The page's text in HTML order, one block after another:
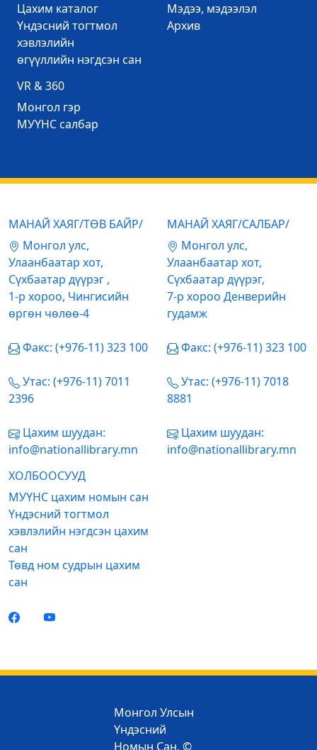
Цахим каталог
Үндэсний тогтмол
хэвлэлийн
өгүүллийн нэгдсэн сан
Mэдээ, мэдээлэл
Архив
VR & 360
Mонгол гэр
МУҮНС салбар
МАНАЙ ХАЯГ/ТӨВ БАЙР/
Mонгол улс,
Улаанбаатар хот,
Сүхбаатар дүүрэг ,
1-р хороо, Чингисийн
өргөн чөлөө-4
Факс: (+976-11) 323 100
Утас: (+976-11) 7011
2396
Цахим шуудан:
info@nationallibrary.mn
МАНАЙ ХАЯГ/САЛБАР/
Mонгол улс,
Улаанбаатар хот,
Сүхбаатар дүүрэг,
7-р хороо Денверийн
гудамж
Факс: (+976-11) 323 100
Утас: (+976-11) 7018
8881
Цахим шуудан:
info@nationallibrary.mn
ХОЛБООСУУД
МУҮНС цахим номын сан
Үндэсний тогтмол
хэвлэлийн нэгдсэн цахим
сан
Төвд ном судрын цахим
сан
Монгол Улсын
Үндэсний
Номын Сан. ©